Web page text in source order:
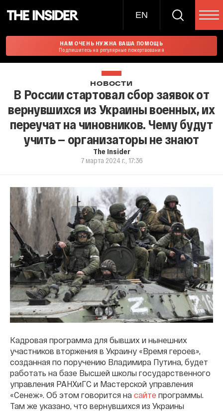
EN
НАМ ОЧЕНЬ НУЖНА ВАША ПОМОЩЬ
Подпишитесь на регулярные пожертвования
НОВОСТИ
В России стартовал сбор заявок от
вернувшихся из Украины военных, их
переучат на чиновников. Чему будут
учить — организаторы не знают
The Insider
7 марта 2024 г., 17:36
Кадровая программа для бывших и нынешних
участников вторжения в Украину «Время героев»,
созданная по поручению Владимира Путина, будет
работать на базе Высшей школы государственного
управления РАНХиГС и Мастерской управления
«Сенеж». Об этом говорится на сайте программы.
Там же указано, что вернувшихся из Украины